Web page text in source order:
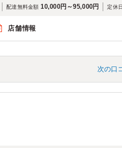
配達無料金額 10,000円～95,000円 定休日
店舗情報
次の口